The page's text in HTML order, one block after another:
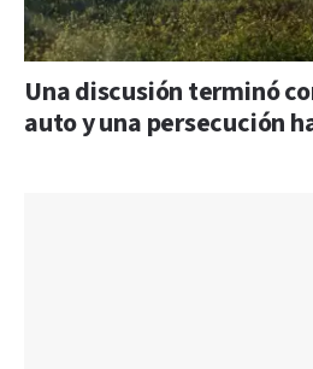
Una discusión terminó
auto y una persecución